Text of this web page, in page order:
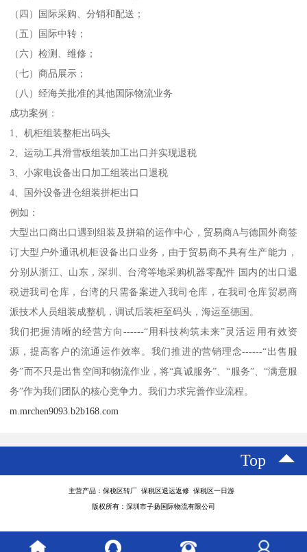
（四）国际采购、分销和配送；
（五）国际中转；
（六）检测、维修；
（七）商品展示；
（八）经海关批准的其他国际物流业务
成功案例：
1、机柜组装整柜出码头
2、运动工具滑雪板组装加工出口并实现退税
3、小家电设备出口加工组装出口退税
4、国外设备进仓组装拼柜出口
例如：
大型出口商出口遇到组装及拼箱的运作中心，贸易商A与德国外商签
订大型户外通讯机柜设备出口业务，由于贸易商不具有生产能力，
分别从浙江、山东，深圳、台湾等地采购机器零配件 国内的出口退
税进我司仓库，台湾的只需备案进入我司仓库，在我司仓库贸易商
派技术人员组装成整机，调试后装柜至码头，海运至德国。
我们把握清晰的经营方向------“用科技构筑未来”灵活运用有效资
源，提高客户的流通运作效率。我们推进的营销理念------“出售服
务”而不只是出售空间和物流作业，将“真诚服务”、“服务”、“满意服
务”作为我们团队的核心竞争力。我们力求完善作业流程。
m.mrchen9093.b2b168.com
Top
主营产品：保税区转厂 保税区退运返修 保税区一日游
版权所有：深圳市子扬国际物流有限公司